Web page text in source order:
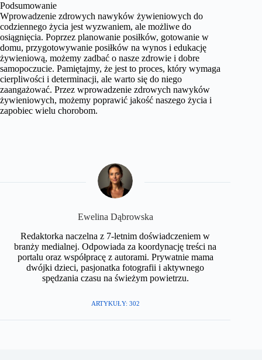
Podsumowanie
Wprowadzenie zdrowych nawyków żywieniowych do
codziennego życia jest wyzwaniem, ale możliwe do
osiągnięcia. Poprzez planowanie posiłków, gotowanie w
domu, przygotowywanie posiłków na wynos i edukację
żywieniową, możemy zadbać o nasze zdrowie i dobre
samopoczucie. Pamiętajmy, że jest to proces, który wymaga
cierpliwości i determinacji, ale warto się do niego
zaangażować. Przez wprowadzenie zdrowych nawyków
żywieniowych, możemy poprawić jakość naszego życia i
zapobiec wielu chorobom.
​Ewelina Dąbrowska
Redaktorka naczelna z 7-letnim doświadczeniem w
branży medialnej. Odpowiada za koordynację treści na
portalu oraz współpracę z autorami. Prywatnie mama
dwójki dzieci, pasjonatka fotografii i aktywnego
spędzania czasu na świeżym powietrzu.​
ARTYKUŁY: 302